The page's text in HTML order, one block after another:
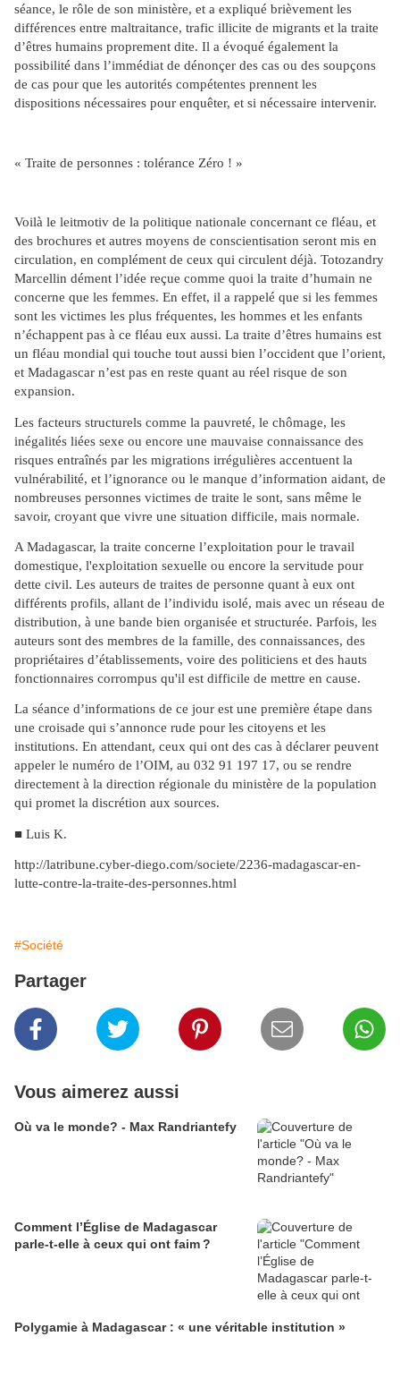
séance, le rôle de son ministère, et a expliqué brièvement les
différences entre maltraitance, trafic illicite de migrants et la traite
d’êtres humains proprement dite. Il a évoqué également la
possibilité dans l’immédiat de dénonçer des cas ou des soupçons
de cas pour que les autorités compétentes prennent les
dispositions nécessaires pour enquêter, et si nécessaire intervenir.
« Traite de personnes : tolérance Zéro ! »
Voilà le leitmotiv de la politique nationale concernant ce fléau, et
des brochures et autres moyens de conscientisation seront mis en
circulation, en complément de ceux qui circulent déjà. Totozandry
Marcellin dément l’idée reçue comme quoi la traite d’humain ne
concerne que les femmes. En effet, il a rappelé que si les femmes
sont les victimes les plus fréquentes, les hommes et les enfants
n’échappent pas à ce fléau eux aussi. La traite d’êtres humains est
un fléau mondial qui touche tout aussi bien l’occident que l’orient,
et Madagascar n’est pas en reste quant au réel risque de son
expansion.
Les facteurs structurels comme la pauvreté, le chômage, les
inégalités liées sexe ou encore une mauvaise connaissance des
risques entraînés par les migrations irrégulières accentuent la
vulnérabilité, et l’ignorance ou le manque d’information aidant, de
nombreuses personnes victimes de traite le sont, sans même le
savoir, croyant que vivre une situation difficile, mais normale.
A Madagascar, la traite concerne l’exploitation pour le travail
domestique, l'exploitation sexuelle ou encore la servitude pour
dette civil. Les auteurs de traites de personne quant à eux ont
différents profils, allant de l’individu isolé, mais avec un réseau de
distribution, à une bande bien organisée et structurée. Parfois, les
auteurs sont des membres de la famille, des connaissances, des
propriétaires d’établissements, voire des politiciens et des hauts
fonctionnaires corrompus qu'il est difficile de mettre en cause.
La séance d’informations de ce jour est une première étape dans
une croisade qui s’annonce rude pour les citoyens et les
institutions. En attendant, ceux qui ont des cas à déclarer peuvent
appeler le numéro de l’OIM, au 032 91 197 17, ou se rendre
directement à la direction régionale du ministère de la population
qui promet la discrétion aux sources.
■ Luis K.
http://latribune.cyber-diego.com/societe/2236-madagascar-en-
lutte-contre-la-traite-des-personnes.html
#Société
Partager
Vous aimerez aussi
Où va le monde? - Max Randriantefy
Comment l’Église de Madagascar
parle-t-elle à ceux qui ont faim ?
Polygamie à Madagascar : « une véritable institution »